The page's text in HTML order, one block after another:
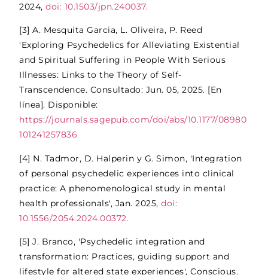
2024,doi: 10.1503/jpn.240037.
[3] A. Mesquita Garcia, L. Oliveira, P. Reed
'Exploring Psychedelics for Alleviating Existential
and Spiritual Suffering in People With Serious
Illnesses: Links to the Theory of Self-
Transcendence. Consultado: Jun. 05, 2025. [En
línea]. Disponible:
https://journals.sagepub.com/doi/abs/10.1177/08980
101241257836
[4] N. Tadmor, D. Halperin y G. Simon, 'Integration
of personal psychedelic experiences into clinical
practice: A phenomenological study in mental
health professionals', Jan. 2025,doi:
10.1556/2054.2024.00372.
[5] J. Branco, 'Psychedelic integration and
transformation: Practices, guiding support and
lifestyle for altered state experiences', Conscious.